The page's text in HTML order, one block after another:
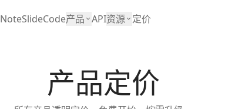
NoteSlideCode产品 API资源 定价
产品定价